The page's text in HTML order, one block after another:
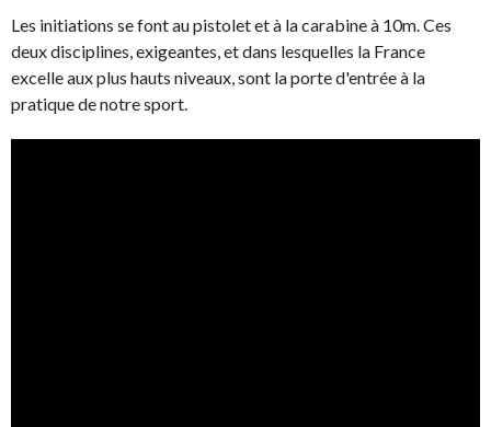
Les initiations se font au pistolet et à la carabine à 10m. Ces
deux disciplines, exigeantes, et dans lesquelles la France
excelle aux plus hauts niveaux, sont la porte d'entrée à la
pratique de notre sport.